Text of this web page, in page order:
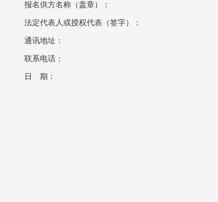
报名供方名称（盖章）：
法定代表人或授权代表（签字）：
通讯地址：
联系电话：
日 期：